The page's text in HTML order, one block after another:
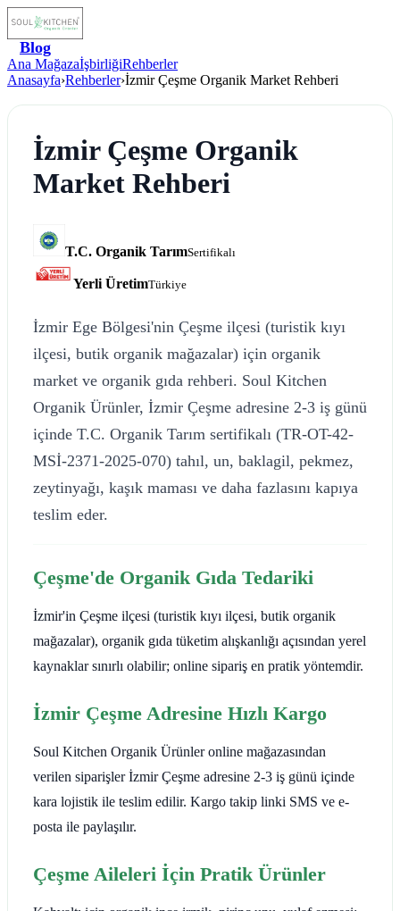
Blog
Ana MağazaİşbirliğiRehberler
Anasayfa›Rehberler›İzmir Çeşme Organik Market Rehberi
İzmir Çeşme Organik
Market Rehberi
T.C. Organik TarımSertifikalı
Yerli ÜretimTürkiye
İzmir Ege Bölgesi'nin Çeşme ilçesi (turistik kıyı
ilçesi, butik organik mağazalar) için organik
market ve organik gıda rehberi. Soul Kitchen
Organik Ürünler, İzmir Çeşme adresine 2-3 iş günü
içinde T.C. Organik Tarım sertifikalı (TR-OT-42-
MSİ-2371-2025-070) tahıl, un, baklagil, pekmez,
zeytinyağı, kaşık maması ve daha fazlasını kapıya
teslim eder.
Çeşme'de Organik Gıda Tedariki
İzmir'in Çeşme ilçesi (turistik kıyı ilçesi, butik organik
mağazalar), organik gıda tüketim alışkanlığı açısından yerel
kaynaklar sınırlı olabilir; online sipariş en pratik yöntemdir.
İzmir Çeşme Adresine Hızlı Kargo
Soul Kitchen Organik Ürünler online mağazasından
verilen siparişler İzmir Çeşme adresine 2-3 iş günü içinde
kara lojistik ile teslim edilir. Kargo takip linki SMS ve e-
posta ile paylaşılır.
Çeşme Aileleri İçin Pratik Ürünler